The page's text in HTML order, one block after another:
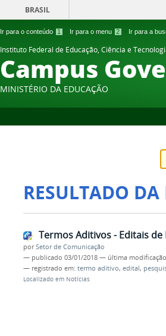
Ir para o conteúdo 1 Ir para o menu 2 Ir para a
BRASIL
Instituto Federal de Educação, Ciência e
Campus
MINISTÉRIO DA EDUCAÇÃO
RESULTADO DA
Termos Aditivos - Editais de
porSetor de Comunicação
— publicado 03/01/2018 — última modificação
— registrado em: termo aditivo, edital,
Localizado em Notícias